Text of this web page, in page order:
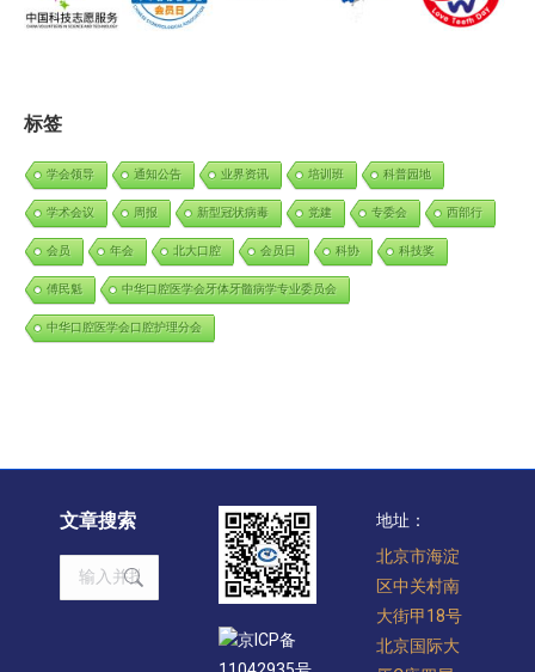
标签
学会领导 通知公告 业界资讯 培训班 科普园地
学术会议 周报 新型冠状病毒 党建 专委会 西部行
会员 年会 北大口腔 会员日 科协 科技奖
傅民魁 中华口腔医学会牙体牙髓病学专业委员会
中华口腔医学会口腔护理分会
文章搜索
Search:
京ICP备
地址：
北京市海淀
区中关村南
大街甲18号
北京国际大